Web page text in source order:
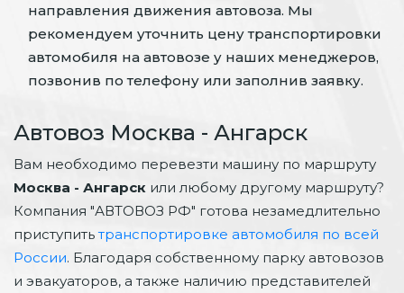
направления движения автовоза. Мы
рекомендуем уточнить цену транспортировки
автомобиля на автовозе у наших менеджеров,
позвонив по телефону или заполнив заявку.
Автовоз Москва - Ангарск
Вам необходимо перевезти машину по маршруту
Москва - Ангарск или любому другому маршруту?
Компания "АВТОВОЗ РФ" готова незамедлительно
приступитьтранспортировке автомобиля по всей
России. Благодаря собственному парку автовозов
и эвакуаторов, а также наличию представителей